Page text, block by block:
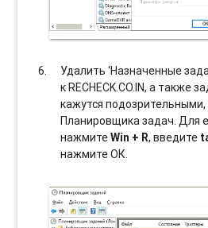
Удалить ‘Назначенные
к RECHECK.CO.IN, а также
кажутся
Планировщика задач. Для
нажмитеWin + R, введите
нажмите ОК.